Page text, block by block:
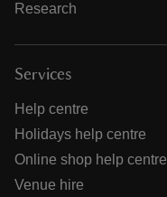
Research
Services
Help centre
Holidays help centre
Online shop help centre
Venue hire